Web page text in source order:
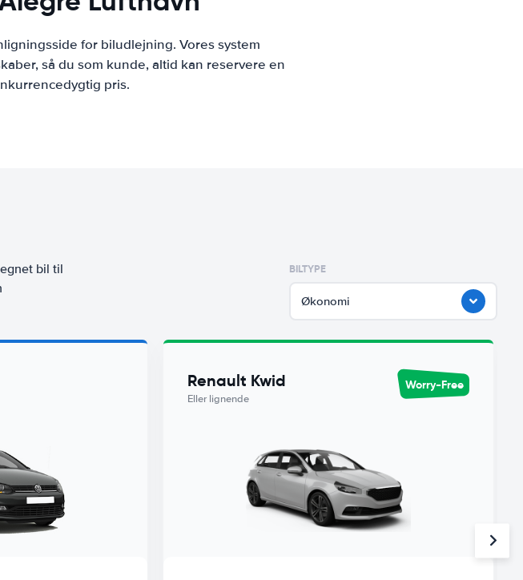
for biludlejning. Vores system
så du som kunde, altid kan reservere en
pris.
bil til
BILTYPE
Økonomi
Renault Kwid
Eller lignende
Worry-Free